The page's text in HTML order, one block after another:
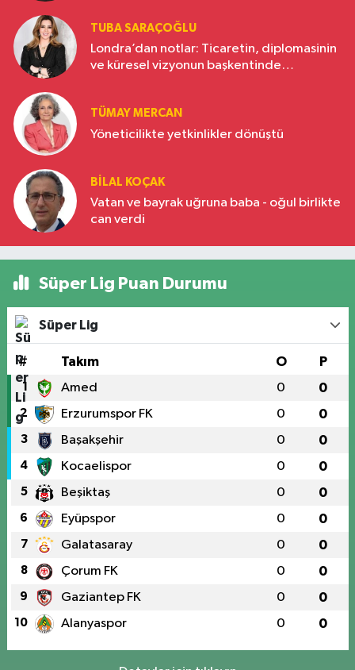
TUBA SARAÇOĞLU
Londra’dan notlar: Ticaretin, diplomasinin
ve küresel vizyonun başkentinde
TÜMAY MERCAN
Yöneticilikte yetkinlikler dönüştü
BILAL KOÇAK
Vatan ve bayrak uğruna baba - oğul birlikte
can verdi
Süper Lig Puan Durumu
Süper Lig
# Takım O P
1 Amed 0 0
2 Erzurumspor FK 0 0
3 Başakşehir 0 0
4 Kocaelispor 0 0
5 Beşiktaş 0 0
6 Eyüpspor 0 0
7 Galatasaray 0 0
8 Çorum FK 0 0
9 Gaziantep FK 0 0
10 Alanyaspor 0 0